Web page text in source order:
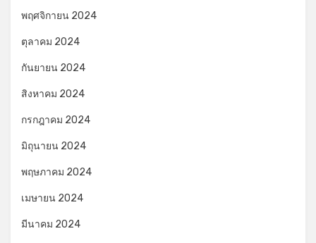
พฤศจิกายน 2024
ตุลาคม 2024
กันยายน 2024
สิงหาคม 2024
กรกฎาคม 2024
มิถุนายน 2024
พฤษภาคม 2024
เมษายน 2024
มีนาคม 2024